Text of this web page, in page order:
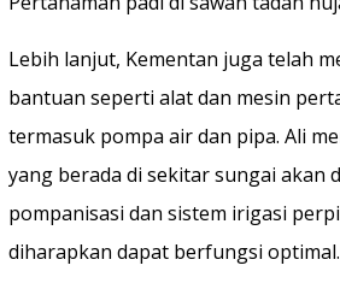
Lebih lanjut, Kementan juga telah
bantuan seperti alat dan mesin
termasuk pompa air dan pipa. Ali
yang berada di sekitar sungai akan
pompanisasi dan sistem irigasi
diharapkan dapat berfungsi optimal.